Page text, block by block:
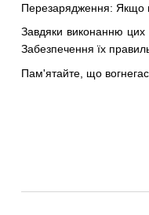
Перезарядження: Якщо
Завдяки виконанню цих
Забезпечення їх
Пам'ятайте, що